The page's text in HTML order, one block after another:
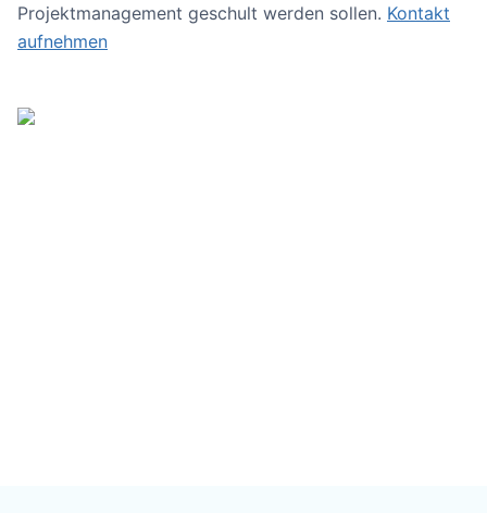
Projektmanagement geschult werden sollen. Kontakt
aufnehmen